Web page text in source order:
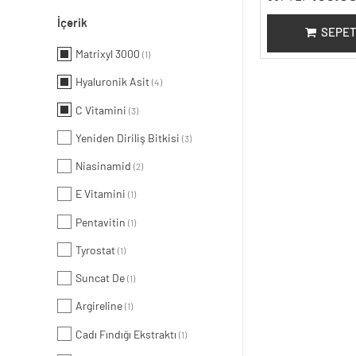
İçerik
Matrixyl 3000 (1)
Hyaluronik Asit (4)
C Vitamini (3)
Yeniden Diriliş Bitkisi (3)
Niasinamid (2)
E Vitamini (1)
Pentavitin (1)
Tyrostat (1)
Suncat De (1)
Argireline (1)
Cadı Fındığı Ekstraktı (1)